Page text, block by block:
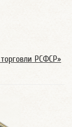
РСФСР»